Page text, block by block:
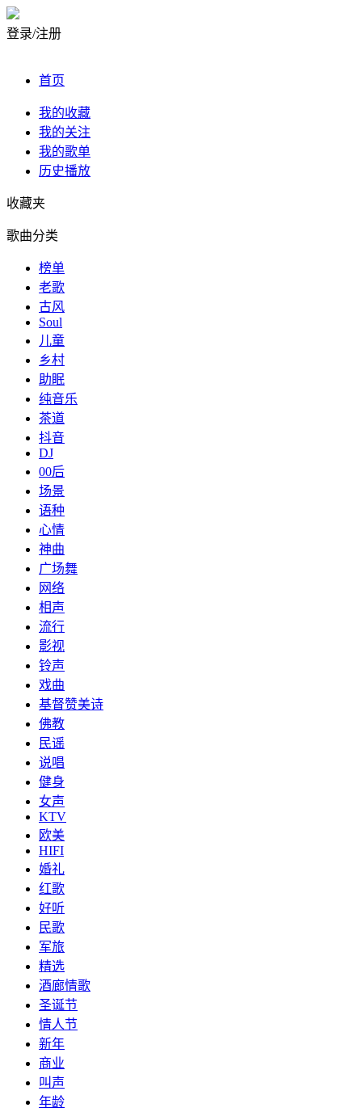
登录/注册
首页
我的收藏
我的关注
我的歌单
历史播放
收藏夹
歌曲分类
榜单
老歌
古风
Soul
儿童
乡村
助眠
纯音乐
茶道
抖音
DJ
00后
场景
语种
心情
神曲
广场舞
网络
相声
流行
影视
铃声
戏曲
基督赞美诗
佛教
民谣
说唱
健身
女声
KTV
欧美
HIFI
婚礼
红歌
好听
民歌
军旅
精选
酒廊情歌
圣诞节
情人节
新年
商业
叫声
年龄